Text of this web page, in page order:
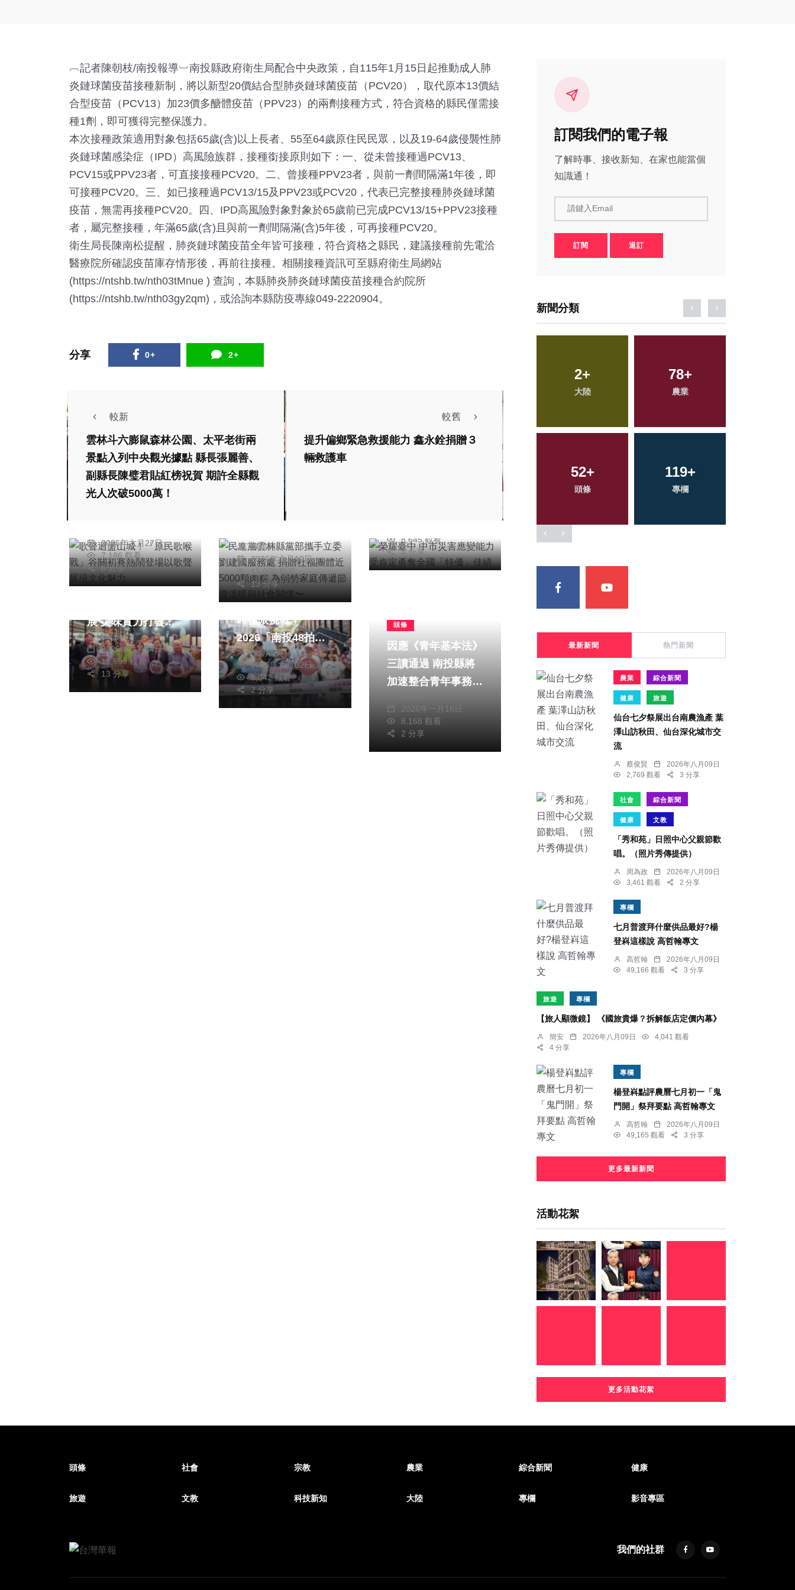
︹記者陳朝枝/南投報導︺南投縣政府衛生局配合中央政策，自115年1月15日起推動成人肺
炎鏈球菌疫苗接種新制，將以新型20價結合型肺炎鏈球菌疫苗（PCV20），取代原本13價結
合型疫苗（PCV13）加23價多醣體疫苗（PPV23）的兩劑接種方式，符合資格的縣民僅需接
種1劑，即可獲得完整保護力。
本次接種政策適用對象包括65歲(含)以上長者、55至64歲原住民民眾，以及19-64歲侵襲性肺
炎鏈球菌感染症（IPD）高風險族群，接種銜接原則如下：一、從未曾接種過PCV13、
PCV15或PPV23者，可直接接種PCV20。二、曾接種PPV23者，與前一劑間隔滿1年後，即
可接種PCV20。三、如已接種過PCV13/15及PPV23或PCV20，代表已完整接種肺炎鏈球菌
疫苗，無需再接種PCV20。四、IPD高風險對象對象於65歲前已完成PCV13/15+PPV23接種
者，屬完整接種，年滿65歲(含)且與前一劑間隔滿(含)5年後，可再接種PCV20。
衛生局長陳南松提醒，肺炎鏈球菌疫苗全年皆可接種，符合資格之縣民，建議接種前先電洽
醫療院所確認疫苗庫存情形後，再前往接種。相關接種資訊可至縣府衛生局網站
(https://ntshb.tw/nth03tMnue ) 查詢，本縣肺炎肺炎鏈球菌疫苗接種合約院所
(https://ntshb.tw/nth03gy2qm)，或洽詢本縣防疫專線049-2220904。
分享 0+ 2+
較新
雲林斗六膨鼠森林公園、太平老街兩
景點入列中央觀光據點 縣長張麗善、
副縣長陳璧君貼紅榜祝賀 期許全縣觀
光人次破5000萬！
較舊
提升偏鄉緊急救援能力 鑫永銓捐贈３
輛救護車
社會 綜合新聞
旅遊 文教
歌聲迴盪山城！「原
民歌喉戰」谷關初賽
2026年六月27日
7,186 觀看
6 分享
綜合新聞
民進黨雲林縣黨部攜
手立委劉建國服務處
5000顆肉粽 為弱勢
家庭傳遞節慶溫暖與
社會關懷〜
陳信利
2026年六月19日
11,036 觀看
13 分享
綜合新聞
科技新知
8,645 觀看
4 分享
綜合新聞
「嘉義優鮮」進軍
展 美味實力打響市
場！陳信利
2026年六月24日
11,599 觀看
13 分享
綜合新聞 文教
短影音創作者48小
時極限挑戰！
2026「南投48拍」
即日起徵件 總獎金
41萬、首獎10萬
陳朝枝
2026年六月02日
6,842 觀看
2 分享
頭條
因應《青年基本法》
三讀通過 南投縣將
加速整合青年事務
行動
2026年一月16日
8,168 觀看
2 分享
訂閱我們的電子報
了解時事、接收新知、在家也能當個
知識通！
請鍵入Email
訂閱 退訂
新聞分類
236+
文教
165+
2+
大陸
78+
農業
52+
頭條
119+
專欄
70+
宗教
36+
科技新知
722+
綜合新聞
236+
文教
最新新聞 熱門新聞
農業 綜合新聞
健康 旅遊
仙台七夕祭展出台南農漁產 葉
澤山訪秋田、仙台深化城市交
流
蔡俊賢
2026年八月09日
2,769 觀看
3 分享
社會 綜合新聞
健康 文教
「秀和苑」日照中心父親節歡
唱。（照片秀傳提供）
周為政
2026年八月09日
3,461 觀看
2 分享
專欄
七月普渡拜什麼供品最好?楊
登嵙這樣說 高哲翰專文
高哲翰
2026年八月09日
49,166 觀看
3 分享
旅遊 專欄
【旅人顯微鏡】 《國旅貴爆？拆解飯店定價內幕》
簡安 2026年八月09日
4,041 觀看
4 分享
專欄
楊登嵙點評農曆七月初一「鬼
門開」祭拜要點 高哲翰專文
高哲翰
2026年八月09日
49,165 觀看
3 分享
更多最新新聞
活動花絮
更多活動花絮
頭條 社會 宗教 農業 綜合新聞 健康
旅遊 文教 科技新知 大陸 專欄 影音專區
我們的社群